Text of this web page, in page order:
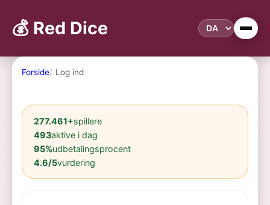
💰 Red Dice
Forside Log ind
277.461+spillere
493aktive i dag
95%udbetalingsprocent
4.6/5vurdering